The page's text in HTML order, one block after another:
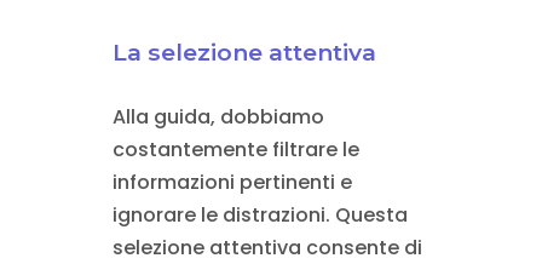
La selezione attentiva
Alla guida, dobbiamo
costantemente filtrare le
informazioni pertinenti e
ignorare le distrazioni. Questa
selezione attentiva consente di